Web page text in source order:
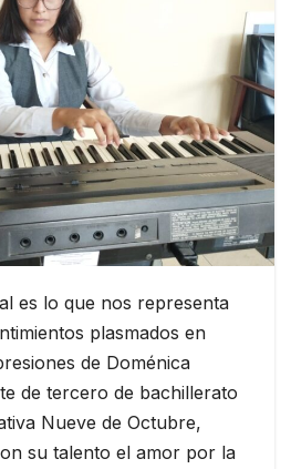
es lo que nos representa
plasmados en
de Doménica
de tercero de bachillerato
Nueve de Octubre,
su talento el amor por la